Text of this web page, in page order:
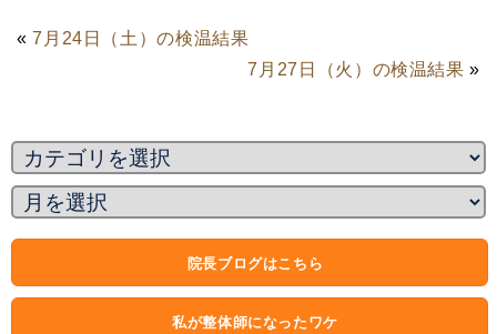
«7月24日（土）の検温結果
7月27日（火）の検温結果 »
院長ブログはこちら
私が整体師になったワケ